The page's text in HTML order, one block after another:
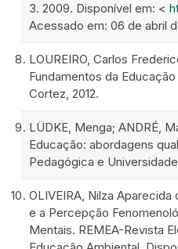
3. 2009. Disponível em: <
Acessado em: 06 de abril
LOUREIRO, Carlos
Fundamentos da
Cortez, 2012.
LÜDKE, Menga; ANDRÉ,
Educação: abordagens
Pedagógica e
OLIVEIRA, Nilza
e a Percepção
Mentais. REMEA-Revista